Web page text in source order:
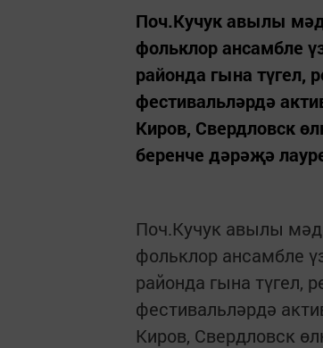
Поч.Кучук авылы
фольклор ансамбле
районда гына түгел,
фестивальләрдә
Киров, Свердловск
беренче дәрәҗә
Поч.Кучук авылы
фольклор ансамбле
районда гына түгел,
фестивальләрдә
Киров, Свердловск